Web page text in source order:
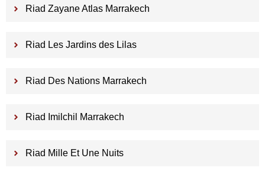
Riad Zayane Atlas Marrakech
Riad Les Jardins des Lilas
Riad Des Nations Marrakech
Riad Imilchil Marrakech
Riad Mille Et Une Nuits